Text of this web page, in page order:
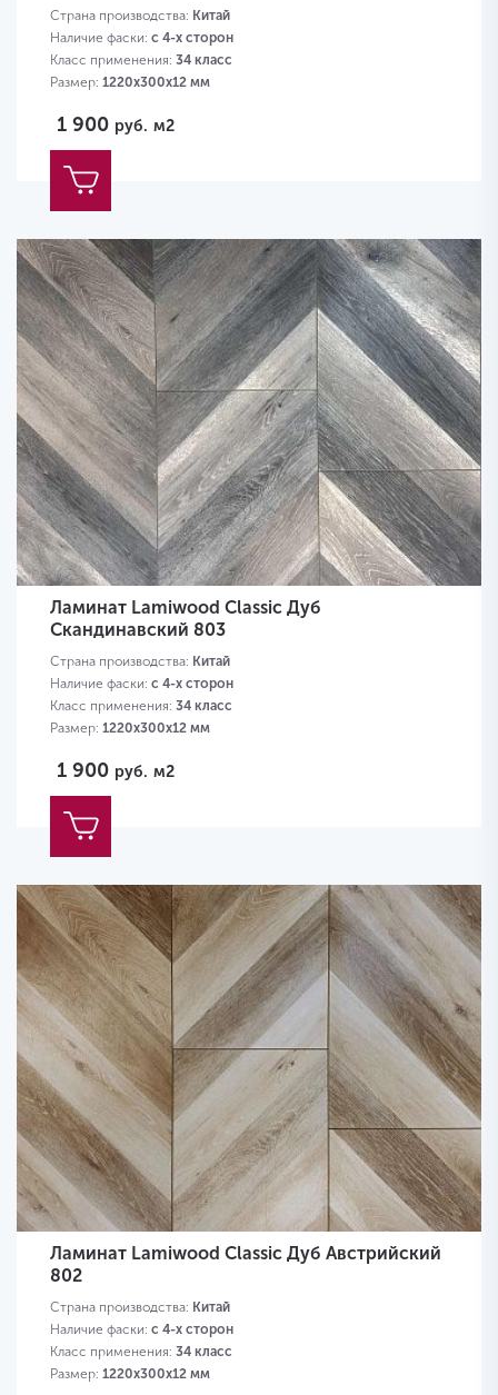
Страна производства: Китай
Наличие фаски: с 4-х сторон
Класс применения: 34 класс
Размер: 1220х300х12 мм
1 900 руб. м2
Ламинат Lamiwood Classic Дуб
Скандинавский 803
Страна производства: Китай
Наличие фаски: с 4-х сторон
Класс применения: 34 класс
Размер: 1220х300х12 мм
1 900 руб. м2
Ламинат Lamiwood Classic Дуб Австрийский
802
Страна производства: Китай
Наличие фаски: с 4-х сторон
Класс применения: 34 класс
Размер: 1220х300х12 мм